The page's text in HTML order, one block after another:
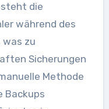
die
während des
was zu
Sicherungen
Methode
Backups